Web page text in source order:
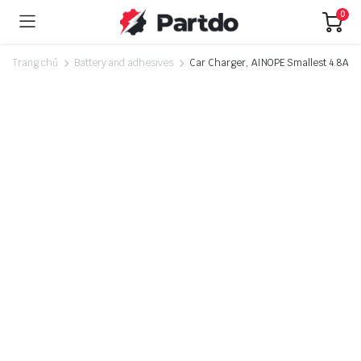
0
Trang chủ Battery and adhesives Car Charger, AINOPE Smallest 4.8A